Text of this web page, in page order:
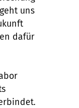
uns
dafür